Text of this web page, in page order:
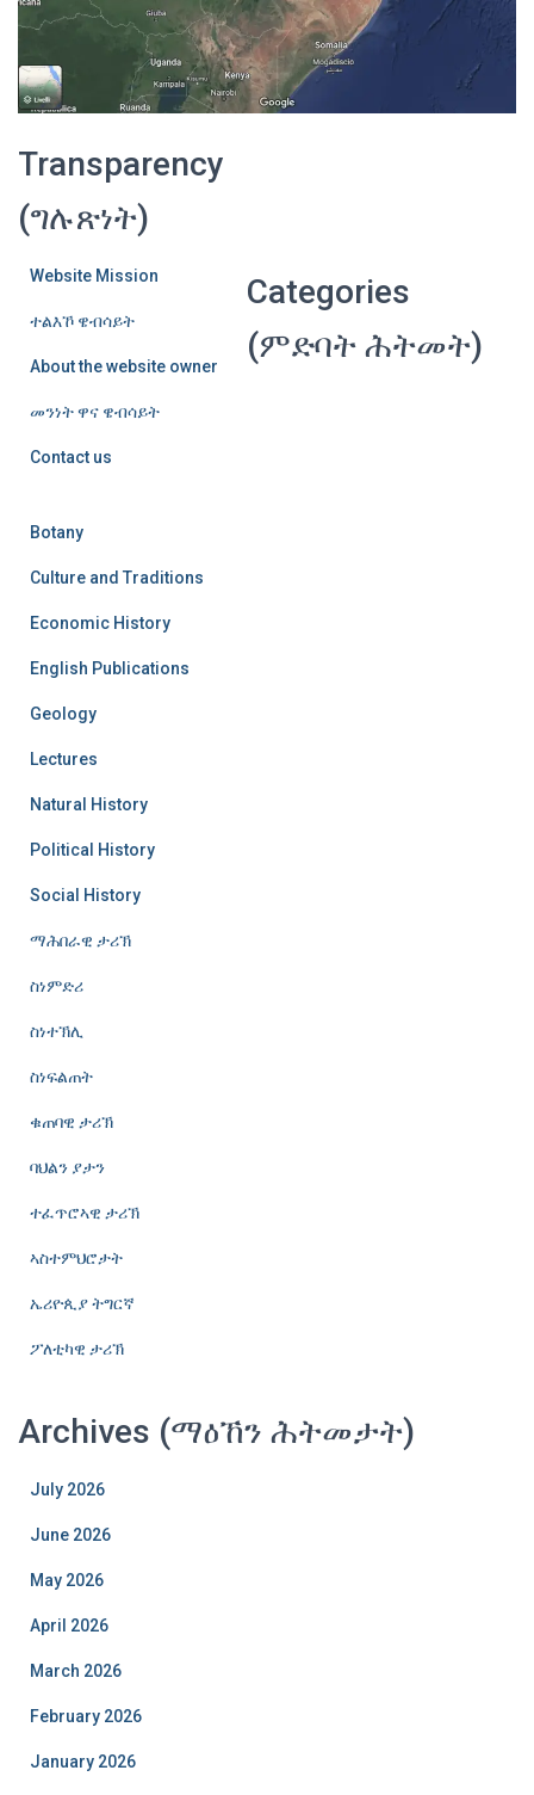
Transparency
(ግሉጽነት)
Website Mission
ተልእኾ ዌብሳይት
About the website owner
መንነት ዋና ዌብሳይት
Contact us
Categories
(ምድባት ሕትመት)
Botany
Culture and Traditions
Economic History
English Publications
Geology
Lectures
Natural History
Political History
Social History
ማሕበራዊ ታሪኽ
ስነምድሪ
ስነተኽሊ
ስነፍልጠት
ቁጠባዊ ታሪኽ
ባህልን ያታን
ተፈጥሮኣዊ ታሪኽ
ኣስተምህሮታት
ኤሪዮጲያ ትግርኛ
ፖለቲካዊ ታሪኽ
Archives (ማዕኸን ሕትመታት)
July 2026
June 2026
May 2026
April 2026
March 2026
February 2026
January 2026